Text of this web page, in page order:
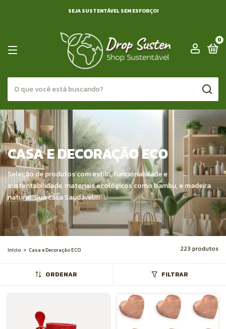
SEJA SUSTENTÁVEL SEM ESFORÇO!
0
CASA E DECORAÇÃO ECO
Seleção de produtos com estilo, funcionalidade e
sustentabilidade, materiais ecológicos como bambu, e madeira
natural. Sua casa Saudável!!!!
Início > Casa e Decoração ECO 223 produtos
ORDENAR FILTRAR